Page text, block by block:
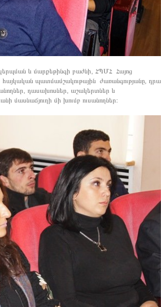
և մարքեթինգի բաժնի, ՀՊՄՀ Հայոց
պատմամշակութային ժառանգությանը, դրա
դասախոսներ, աշակերտներ և
մասնաճյուղի մի խումբ ուսանողներ։